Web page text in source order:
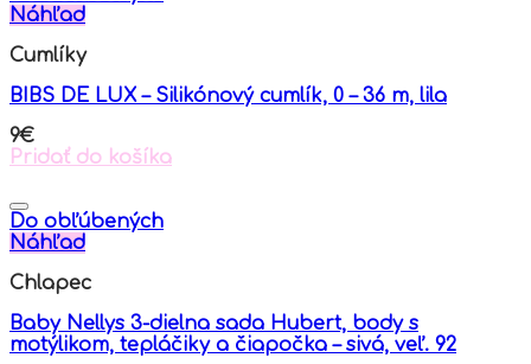
Náhľad
Cumlíky
BIBS DE LUX – Silikónový cumlík, 0 – 36 m, lila
9€
Pridať do košíka
Do obľúbených
Náhľad
Chlapec
Baby Nellys 3-dielna sada Hubert, body s
motýlikom, tepláčiky a čiapočka – sivá, veľ. 92